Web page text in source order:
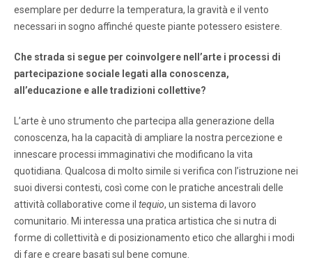
esemplare per dedurre la temperatura, la gravità e il vento
necessari in sogno affinché queste piante potessero esistere.
Che strada si segue per coinvolgere nell’arte i processi di
partecipazione sociale legati alla conoscenza,
all’educazione e alle tradizioni collettive?
L’arte è uno strumento che partecipa alla generazione della
conoscenza, ha la capacità di ampliare la nostra percezione e
innescare processi immaginativi che modificano la vita
quotidiana. Qualcosa di molto simile si verifica con l’istruzione nei
suoi diversi contesti, così come con le pratiche ancestrali delle
attività collaborative come il tequio, un sistema di lavoro
comunitario. Mi interessa una pratica artistica che si nutra di
forme di collettività e di posizionamento etico che allarghi i modi
di fare e creare basati sul bene comune.